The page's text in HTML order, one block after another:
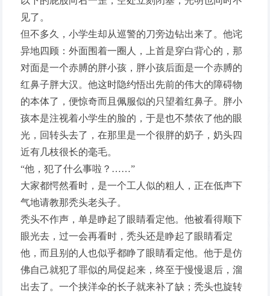
见了。
但不多久，小学生却从巡警的刀旁边钻出来了。他诧
异地四顾：外面围着一圈人，上首是穿白背心的，那
对面是一个赤膊的胖小孩，胖小孩后面是一个赤膊的
红鼻子胖大汉。他这时隐约悟出先前的伟大的障碍物
的本体了，便惊奇而且佩服似的只望着红鼻子。胖小
孩本是注视着小学生的脸的，于是也不禁依了他的眼
光，回转头去了，在那里是一个很胖的奶子，奶头四
近有几枝很长的毫毛。
“他，犯了什么事啦？……”
大家都愕然看时，是一个工人似的粗人，正在低声下
气地请教那秃头老头子。
秃头不作声，单是睁起了眼睛看定他。他被看得顺下
眼光去，过一会再看时，秃头还是睁起了眼睛看定
他，而且别的人也似乎都睁了眼睛看定他。他于是仿
佛自己就犯了罪似的局促起来，终至于慢慢退后，溜
出去了。一个挟洋伞的长子就来补了缺；秃头也旋转